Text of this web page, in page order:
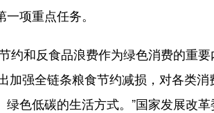
项重点任务。
和反食品浪费作为绿色消费的重要
加强全链条粮食节约减损，对各类
色低碳的生活方式。”国家发展改